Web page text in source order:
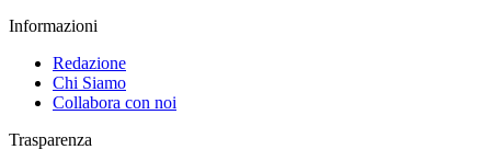
Informazioni
Redazione
Chi Siamo
Collabora con noi
Trasparenza